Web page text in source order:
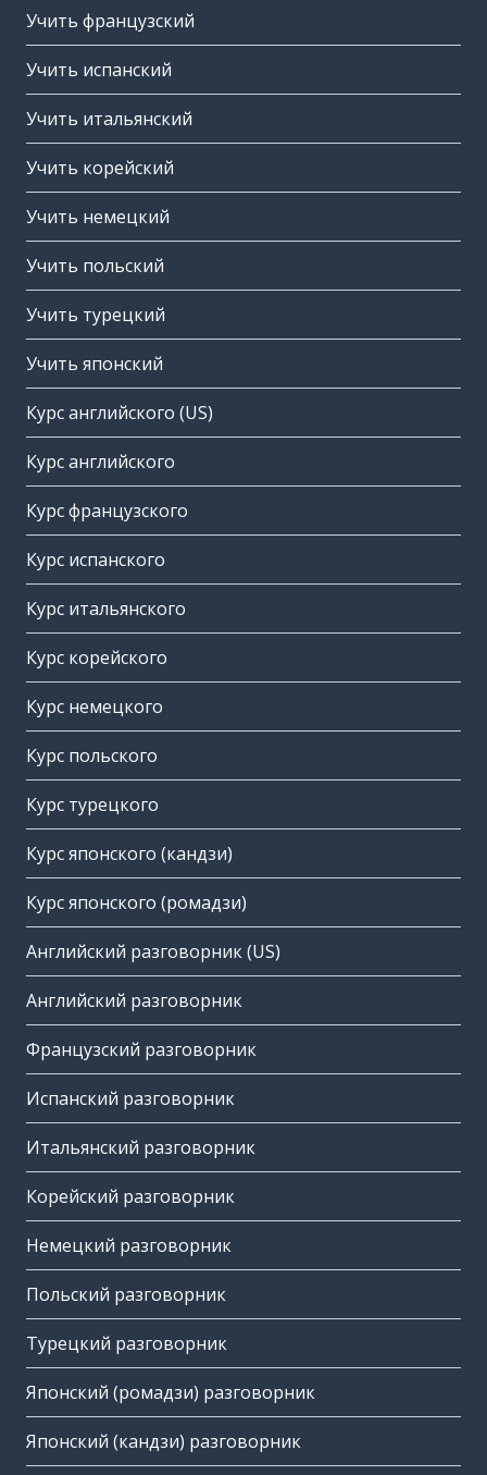
Учить французский
Учить испанский
Учить итальянский
Учить корейский
Учить немецкий
Учить польский
Учить турецкий
Учить японский
Курс английского (US)
Курс английского
Курс французского
Курс испанского
Курс итальянского
Курс корейского
Курс немецкого
Курс польского
Курс турецкого
Курс японского (кандзи)
Курс японского (ромадзи)
Английский разговорник (US)
Английский разговорник
Французский разговорник
Испанский разговорник
Итальянский разговорник
Корейский разговорник
Немецкий разговорник
Польский разговорник
Турецкий разговорник
Японский (ромадзи) разговорник
Японский (кандзи) разговорник